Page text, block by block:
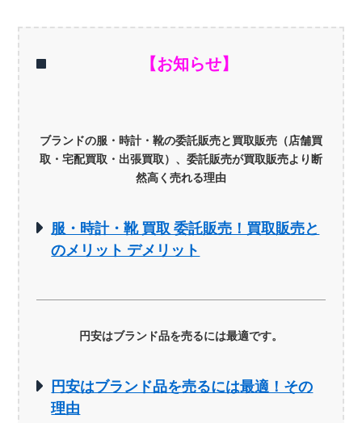
【お知らせ】
ブランドの服・時計・靴の委託販売と買取販売（店舗買
取・宅配買取・出張買取）、委託販売が買取販売より断
然高く売れる理由
服・時計・靴 買取 委託販売！買取販売と
のメリット デメリット
円安はブランド品を売るには最適です。
円安はブランド品を売るには最適！その
理由